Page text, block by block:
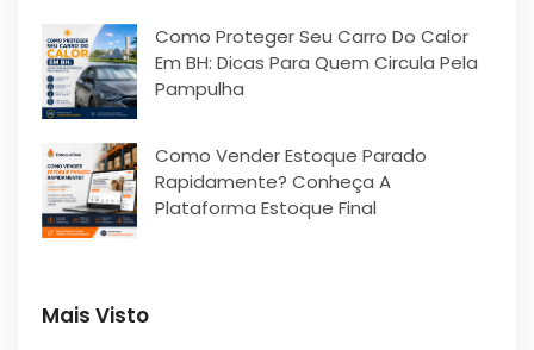
Como Proteger Seu Carro Do Calor
Em BH: Dicas Para Quem Circula Pela
Pampulha
Como Vender Estoque Parado
Rapidamente? Conheça A
Plataforma Estoque Final
Mais Visto